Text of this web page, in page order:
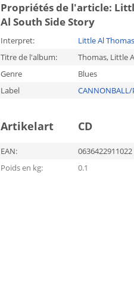
Propriétés de l'article:
Al South Side Story
Interpret:
Little Al Thomas
Titre de l'album:
Thomas, Little
Genre
Blues
Label
CANNONBALL/
Artikelart CD
EAN:
0636422911022
Poids en kg:
0.1